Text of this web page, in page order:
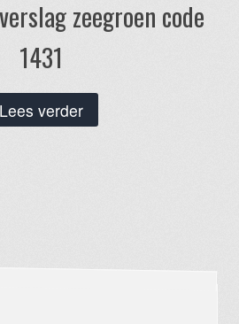
zeegroen code
1431
Lees verder